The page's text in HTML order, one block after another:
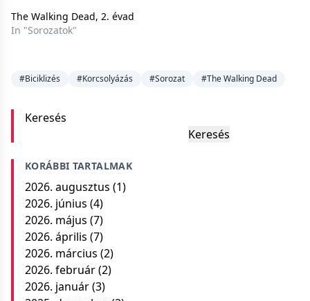
The Walking Dead, 2. évad
In "Sorozatok"
#Biciklizés #Korcsolyázás #Sorozat #The Walking Dead
Keresés
Keresés
KORÁBBI TARTALMAK
2026. augusztus (1)
2026. június (4)
2026. május (7)
2026. április (7)
2026. március (2)
2026. február(2)
2026. január(3)